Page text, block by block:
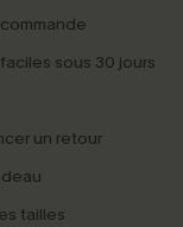
sous 30 jours
un retour
tailles